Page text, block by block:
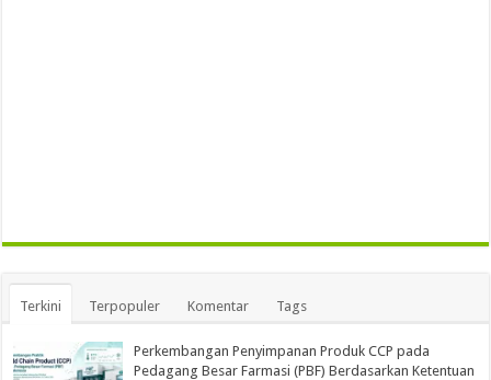
Terkini Terpopuler Komentar Tags
Perkembangan Penyimpanan Produk CCP pada
Pedagang Besar Farmasi (PBF) Berdasarkan Ketentuan